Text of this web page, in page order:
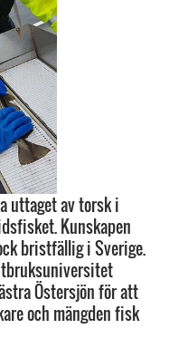
uttaget av torsk i
Kunskapen
bristfällig i Sverige.
Östersjön för att
och mängden fisk